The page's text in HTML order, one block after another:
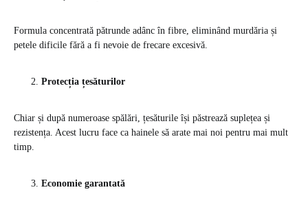
Formula concentrată pătrunde adânc în fibre, eliminând murdăria și
petele dificile fără a fi nevoie de frecare excesivă.
Protecția țesăturilor
Chiar și după numeroase spălări, țesăturile își păstrează suplețea și
rezistența. Acest lucru face ca hainele să arate mai noi pentru mai mult
timp.
Economie garantată